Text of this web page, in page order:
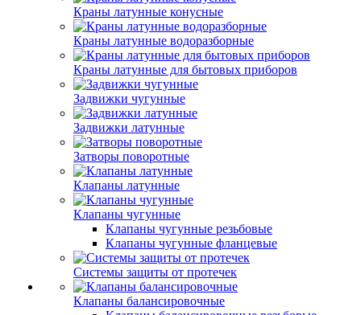
Краны латунные конусные
Краны латунные водоразборные
Краны латунные для бытовых приборов
Задвижки чугунные
Задвижки латунные
Затворы поворотные
Клапаны латунные
Клапаны чугунные
Клапаны чугунные резьбовые
Клапаны чугунные фланцевые
Системы защиты от протечек
Клапаны балансировочные